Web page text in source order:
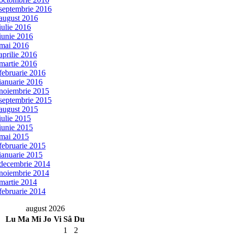
2016
2016
2016
2016
2016
2016
2016
2016
2016
2015
2015
2015
2015
2015
2015
2015
2015
2014
2014
2014
2014
august 2026
Lu Ma Mi Jo Vi Sâ Du
1
2